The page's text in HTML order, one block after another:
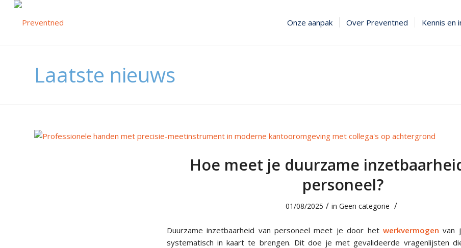
Onze aanpak Over Preventned Kennis en
Laatste nieuws
Hoe meet je duurzame
personeel?
01/08/2025 / in Geen categorie /
Duurzame inzetbaarheid van personeel meet je door het werkvermogen van
systematisch in kaart te brengen. Dit doe je met gevalideerde vragenlijsten